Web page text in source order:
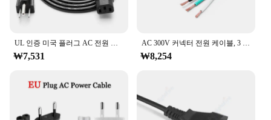
UL 인증 미국 플러그 AC 전원 커넥터 케이블, TV PC 노트북 전원 공급 장치 와이어, 3 프롱 구리 충전 라인, 1.5M, 3M, 5M
₩7,531
AC 300V 커넥터 전원 케이블, 3 프롱 피그테일 용접 와이어, 블랙 1.5m 구리 와이어, 냉장고 헤어 드라이어 연결 케이블
₩8,254